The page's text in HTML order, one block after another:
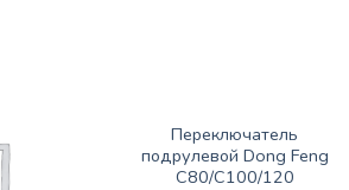
Переключатель
подрулевой Dong Feng
C80/C100/120